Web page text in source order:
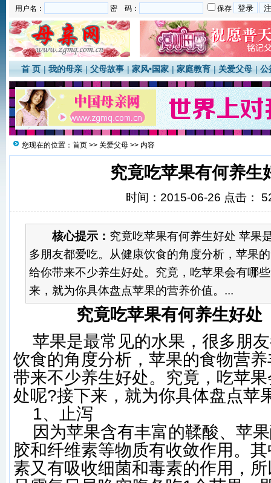
用户名： 密 码： 保存
首 页 |我的母亲 |父母故事 |家风•国家 |家庭教育 |关爱父母 |公
您现在的位置： 首页 >> 关爱父母 >> 内容
究竟吃苹果有何养生
时间：2015-06-26 点击：
核心提示： 究竟吃苹果有何养生好处 苹果
多朋友都爱吃。从健康饮食的角度分析，苹果
给你带来不少养生好处。究竟，吃苹果会有哪
来，就为你具体盘点苹果的营养价值。...
究竟吃苹果有何养生好处
苹果是最常见的水果，很多朋
饮食的角度分析，苹果的食物营
带来不少养生好处。究竟，吃苹
处呢?接下来，就为你具体盘点苹
1、止泻
因为苹果含有丰富的鞣酸、苹
胶和纤维素等物质有收敛作用。
素又有吸收细菌和毒素的作用，